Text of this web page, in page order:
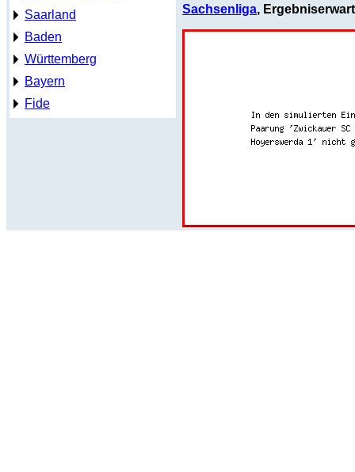
Saarland
Baden
Württemberg
Bayern
Fide
Sachsenliga,